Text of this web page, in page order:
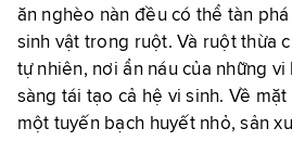
ăn nghèo nàn đều có thể tàn
sinh vật trong ruột. Và ruột thừa
tự nhiên, nơi ẩn náu của những
sàng tái tạo cả hệ vi sinh. Về
một tuyến bạch huyết nhỏ, sản